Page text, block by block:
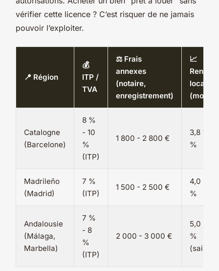
vérifier cette licence ? C’est risquer de ne jamais
pouvoir l’exploiter.
📍 Région
💰
ITP /
TVA
⚖️ Frais
annexes
(notaire,
enregistrement)
📈
locatif
Catalogne
(Barcelone)
8 %
- 10
%
(ITP)
1 800 - 2 800 €
3,8 % -
%
Madrileño
(Madrid)
7 %
(ITP)
1 500 - 2 500 €
4,0 % -
%
Andalousie
(Málaga,
Marbella)
7 %
- 8
%
(ITP)
2 000 - 3 000 €
5,0 % -
%